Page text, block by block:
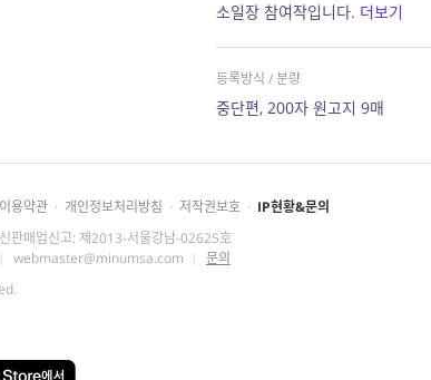
소일장 참여작입니다. 더보기
등록방식 / 분량
중단편, 200자 원고지 9매
용약관 · 개인정보처리방침 · 저작권보호 · IP현황&문의
판매업신고: 제2013-서울강남-02625호
| webmaster@minumsa.com | 문의